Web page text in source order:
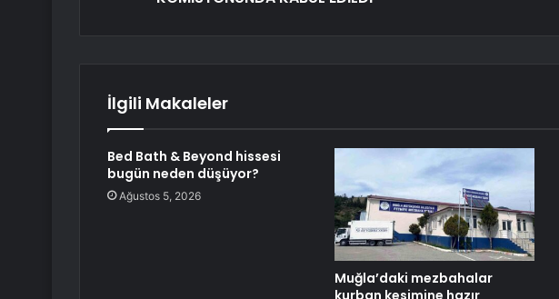
İlgili Makaleler
Bed Bath & Beyond hissesi
bugün neden düşüyor?
Ağustos 5, 2026
Muğla’daki mezbahalar